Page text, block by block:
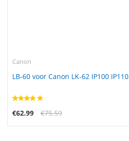
Canon
LB-60 voor Canon LK-62 IP100 IP110
€62.99 €75.59